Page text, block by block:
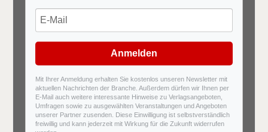
Anmelden
Mit Ihrer Anmeldung erhalten Sie kostenlos unseren Newsletter mit
aktuellen Nachrichten der Branche. Außerdem dürfen wir Ihnen per
E-Mail auch weitere interessante Hinweise zu Verlagsangeboten,
Umfragen sowie zu ausgewählten Veranstaltungen und Angeboten
unserer Partner zusenden. Diese Einwilligung ist selbstverständlich
freiwillig und kann jederzeit mit Wirkung für die Zukunft widerrufen